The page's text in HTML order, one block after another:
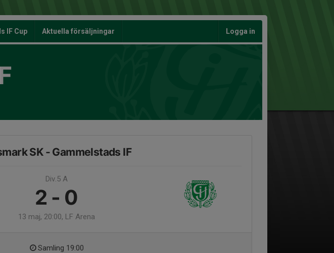
IF Cup Aktuella försäljningar Logga in
SK - Gammelstads IF
Div.5 A
2 - 0
13 maj, 20:00, LF Arena
Samling 19:00